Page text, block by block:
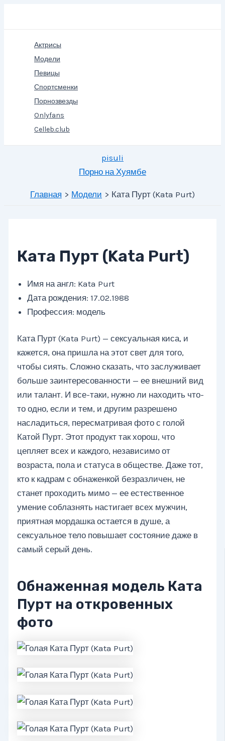
Актрисы
Модели
Певицы
Спортсменки
Порнозвезды
Onlyfans
Celleb.club
pisuli
Порно на Хуямбе
Главная Модели Ката Пурт (Kata Purt)
Ката Пурт (Kata Purt)
Имя на англ: Kata Purt
Дата рождения: 17.02.1988
Профессия: модель
Ката Пурт (Kata Purt) — сексуальная киса, и
кажется, она пришла на этот свет для того,
чтобы сиять. Сложно сказать, что заслуживает
больше заинтересованности — ее внешний вид
или талант. И все-таки, нужно ли находить что-
то одно, если и тем, и другим разрешено
насладиться, пересматривая фото с голой
Катой Пурт. Этот продукт так хорош, что
цепляет всех и каждого, независимо от
возраста, пола и статуса в обществе. Даже тот,
кто к кадрам с обнаженкой безразличен, не
станет проходить мимо — ее естественное
умение соблазнять настигает всех мужчин,
приятная мордашка остается в душе, а
сексуальное тело повышает состояние даже в
самый серый день.
Обнаженная модель Ката
Пурт на откровенных
фото